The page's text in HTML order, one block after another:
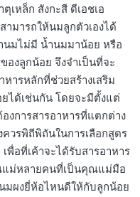
เหล็ก สังกะสี ดีเอชเอ
มารถให้นมลูกตัวเองได้
นมไม่มี น้ำนมมาน้อย หรือ
องลูกน้อย จึงจำเป็นที่จะ
หารหลักที่ช่วยสร้างเสริม
ได้เช่นกัน โดยจะมีตั้งแต่
งการสารอาหารที่แตกต่าง
วรพิถีพิถันในการเลือกสูตร
พื่อที่เค้าจะได้รับสารอาหาร
ม่หลายคนที่เป็นคุณแม่มือ
มผงยี่ห้อไหนดีให้กับลูกน้อย